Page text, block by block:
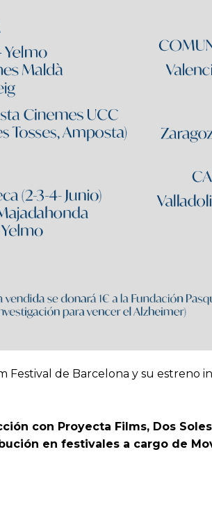
Festival de Barcelona y su estreno
con Proyecta Films, Dos
en festivales a cargo de